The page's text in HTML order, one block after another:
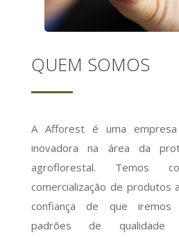
QUEM SOMOS
A Afforest é uma
inovadora na área da
agroflorestal. Temos
comercialização de produtos
confiança de que iremos
padrões de